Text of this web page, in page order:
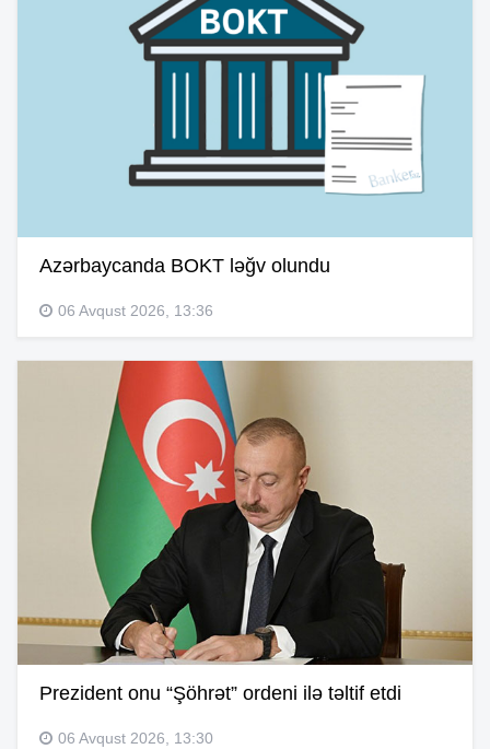
Azərbaycanda BOKT ləğv olundu
06 Avqust 2026, 13:36
Prezident onu “Şöhrət” ordeni ilə təltif etdi
06 Avqust 2026, 13:30